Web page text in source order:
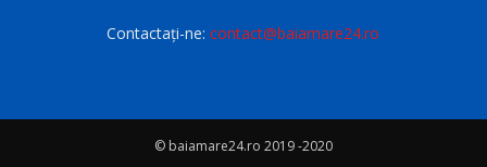
Contactați-ne:contact@baiamare24.ro
© baiamare24.ro 2019 -2020